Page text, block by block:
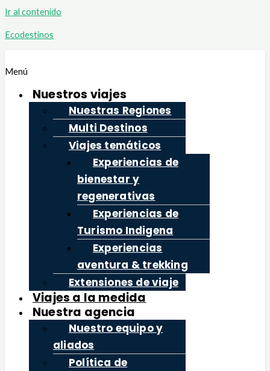
Ir al contenido
Ecodestinos
Menú
Nuestros viajes
Nuestras Regiones
Multi Destinos
Viajes temáticos
Experiencias de
bienestar y
regenerativas
Experiencias de
Turismo Indigena
Experiencias
aventura & trekking
Extensiones de viaje
Viajes a la medida
Nuestra agencia
Nuestro equipo y
aliados
Política de